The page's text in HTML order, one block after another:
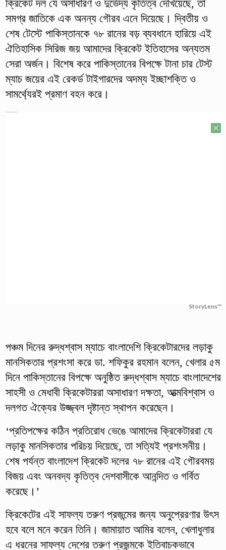
ক্রিকেট দল যে অসাধারণ ও দুর্ভেদ্য কৃতিত্ব দেখিয়েছে, তা
সমগ্র জাতিকে এক অনন্য গৌরব এনে দিয়েছে। দ্বিতীয় ও
শেষ টেস্টে পাকিস্তানকে ৭৮ রানের বড় ব্যবধানে হারিয়ে এই
ঐতিহাসিক সিরিজ জয় আমাদের ক্রিকেট ইতিহাসের অন্যতম
সেরা অর্জন। বিশেষ করে পাকিস্তানের বিপক্ষে টানা চার টেস্ট
ম্যাচ জয়ের এই রেকর্ড টাইগারদের অদম্য ইচ্ছাশক্তি ও
সামর্থ্যেরই প্রমাণ বহন করে।
StoryLens™
পঞ্চম দিনের রুদ্ধশ্বাস ম্যাচে বাংলাদেশি ক্রিকেটারদের লড়াকু
মানসিকতার প্রশংসা করে ডা. শফিকুর রহমান বলেন, খেলার ৫ম
দিনে পাকিস্তানের বিপক্ষে অনুষ্ঠিত রুদ্ধশ্বাস ম্যাচে বাংলাদেশের
সাহসী ও মেধাবী ক্রিকেটাররা অসাধারণ দক্ষতা, আত্মবিশ্বাস ও
দলগত ঐক্যের উজ্জ্বল দৃষ্টান্ত স্থাপন করেছেন।
‘প্রতিপক্ষের কঠিন প্রতিরোধ ভেঙে আমাদের ক্রিকেটাররা যে
লড়াকু মানসিকতার পরিচয় দিয়েছে, তা সত্যিই প্রশংসনীয়।
শেষ পর্যন্ত বাংলাদেশ ক্রিকেট দলের ৭৮ রানের এই গৌরবময়
বিজয় এবং অনবদ্য কৃতিত্ব দেশবাসীকে আনন্দিত ও গর্বিত
করেছে।’
ক্রিকেটের এই সাফল্য তরুণ প্রজন্মের জন্য অনুপ্রেরণার উৎস
হবে বলে মনে করেন তিনি। জামায়াত আমির বলেন, খেলাধুলার
এ ধরনের সাফল্য দেশের তরুণ প্রজন্মকে ইতিবাচকভাবে